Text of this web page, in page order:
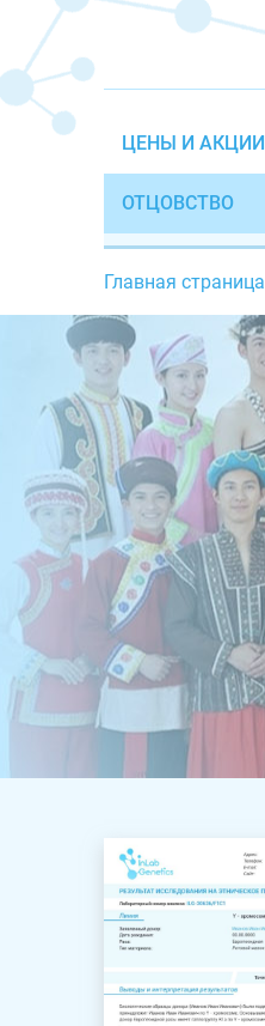
ЦЕНЫ И АКЦИИ
ОТЦОВСТВО
Главная страница